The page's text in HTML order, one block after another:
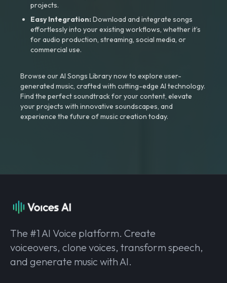
projects.
Easy Integration:Download and integrate songs
effortlessly into your existing workflows, whether it’s
for audio production, streaming, social media, or
commercial use.
Browse our AI Songs Library now to explore user-
generated music, crafted with cutting-edge AI technology.
Find the perfect soundtrack for your content, elevate
your projects with innovative soundscapes, and
experience the future of music creation today.
The #1 AI Voice platform. Create
voiceovers, clone voices, transform speech,
and generate music with AI.